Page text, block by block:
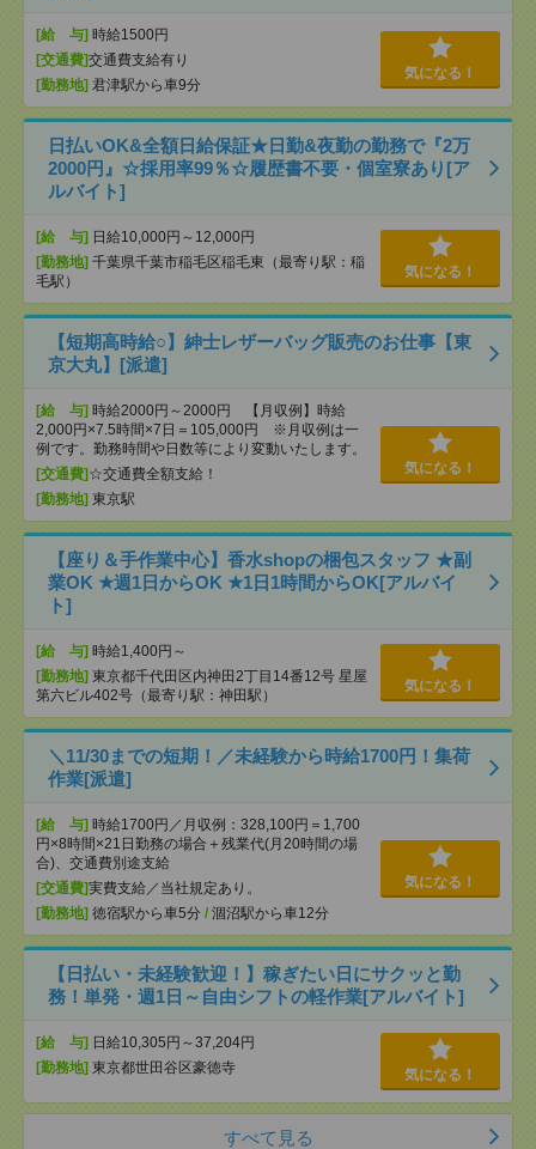
[給 与] 時給1500円
[交通費]交通費支給有り
[勤務地] 君津駅から車9分
気になる！
日払いOK&全額日給保証★日勤&夜勤の勤務で『2万
2000円』☆採用率99％☆履歴書不要・個室寮あり[ア
ルバイト]
[給 与] 日給10,000円～12,000円
[勤務地] 千葉県千葉市稲毛区稲毛東（最寄り駅：稲
毛駅）
気になる！
【短期高時給○】紳士レザーバッグ販売のお仕事【東
京大丸】[派遣]
[給 与] 時給2000円～2000円 【月収例】時給
2,000円×7.5時間×7日＝105,000円 ※月収例は一
例です。勤務時間や日数等により変動いたします。
[交通費]☆交通費全額支給！
[勤務地] 東京駅
気になる！
【座り＆手作業中心】香水shopの梱包スタッフ ★副
業OK ★週1日からOK ★1日1時間からOK[アルバイ
ト]
[給 与] 時給1,400円～
[勤務地] 東京都千代田区内神田2丁目14番12号 星屋
第六ビル402号（最寄り駅：神田駅）
気になる！
＼11/30までの短期！／未経験から時給1700円！集荷
作業[派遣]
[給 与] 時給1700円／月収例：328,100円＝1,700
円×8時間×21日勤務の場合＋残業代(月20時間の場
合)、交通費別途支給
[交通費]実費支給／当社規定あり。
[勤務地] 徳宿駅から車5分 / 涸沼駅から車12分
気になる！
【日払い・未経験歓迎！】稼ぎたい日にサクッと勤
務！単発・週1日～自由シフトの軽作業[アルバイト]
[給 与] 日給10,305円～37,204円
[勤務地] 東京都世田谷区豪徳寺 気になる！
すべて見る